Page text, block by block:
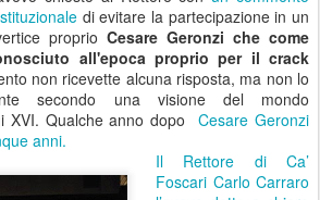
di evitare la partecipazione in un
proprio Cesare Geronzi che come
all'epoca proprio per il crack
non ricevette alcuna risposta, ma non lo
secondo una visione del mondo
XVI. Qualche anno dopoCesare Geronzi
anni.
Il Rettore di Ca’
Foscari Carlo Carraro